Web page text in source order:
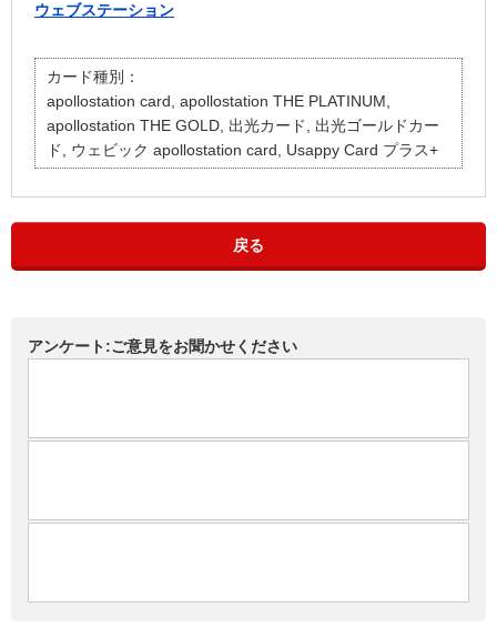
ウェブステーション
カード種別：
apollostation card, apollostation THE PLATINUM,
apollostation THE GOLD, 出光カード, 出光ゴールドカー
ド, ウェビック apollostation card, Usappy Card プラス+
戻る
アンケート:ご意見をお聞かせください